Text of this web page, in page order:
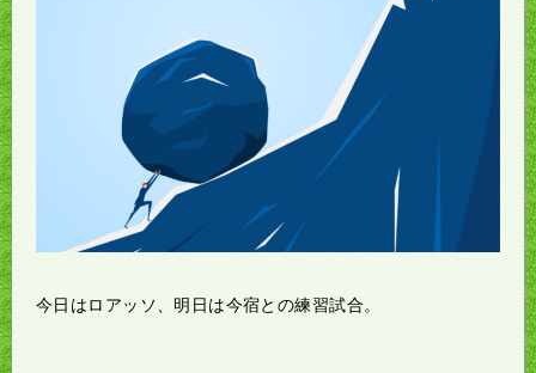
今日はロアッソ、明日は今宿との練習試合。